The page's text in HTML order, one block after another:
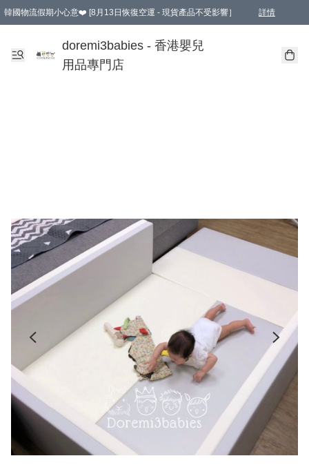
韓國物流假期小心意❤️ [8月13日恢復空運 - 現貨產品不受影響］ 詳情
新會員首張訂單滿$600即享9折優惠！(部份超優惠產品 & 品牌指定價除外)
doremi3babies - 香港嬰兒
用品專門店